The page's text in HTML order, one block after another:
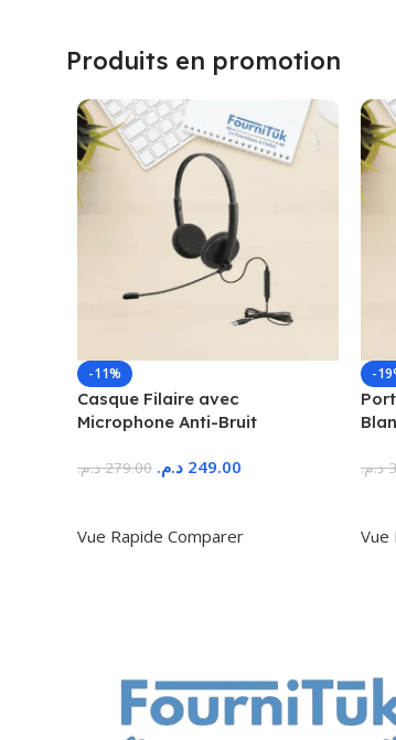
Produits en promotion
-11%
Casque Filaire avec
Microphone Anti-Bruit
279.00 د.م. 249.00 د.م.
Vue Rapide Comparer
-
د.م.
Vue